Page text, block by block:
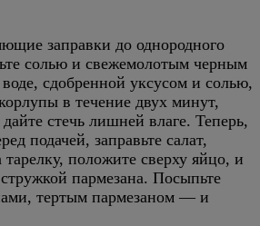
заправки до однородного
солью и свежемолотым черным
сдобренной уксусом и солью,
в течение двух минут,
стечь лишней влаге. Теперь,
подачей, заправьте салат,
положите сверху яйцо, и
пармезана. Посыпьте
тертым пармезаном — и